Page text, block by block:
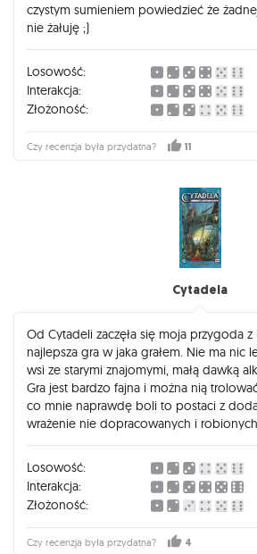
czystym sumieniem powiedzieć że
nie żałuję ;)
Losowość:
Interakcja:
Złożoność:
Czy recenzja była przydatna? 11
Cytadela
Od Cytadeli zaczęła się moja przygoda z
najlepsza gra w jaka grałem. Nie ma nic
wsi ze starymi znajomymi, małą dawką
Gra jest bardzo fajna i można nią
co mnie naprawdę boli to postaci z
wrażenie nie dopracowanych i robionych
Losowość:
Interakcja:
Złożoność:
Czy recenzja była przydatna? 4